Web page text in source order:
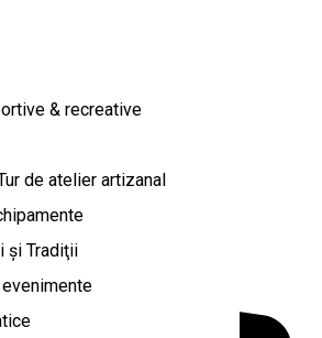
& recreative
de atelier artizanal
şi Tradiţii